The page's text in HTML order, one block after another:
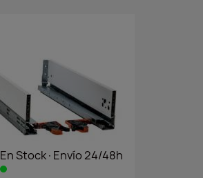
En Stock·Envío 24/48h